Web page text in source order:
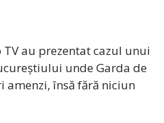
au prezentat cazul unui
unde Garda de
însă fără niciun